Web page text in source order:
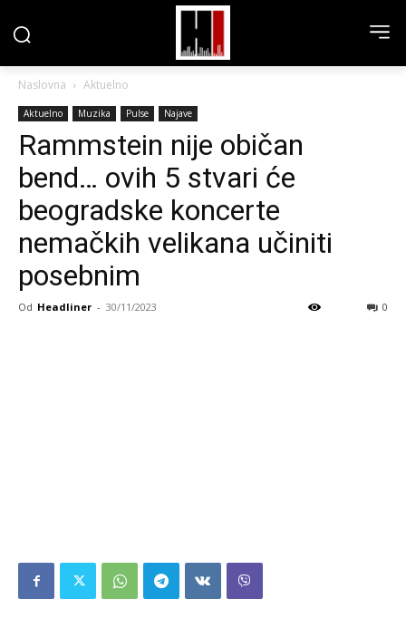
Naslovna Aktuelno
Aktuelno Muzika Pulse Najave
Rammstein nije običan
bend… ovih 5 stvari će
beogradske koncerte
nemačkih velikana učiniti
posebnim
Od Headliner - 30/11/2023 0